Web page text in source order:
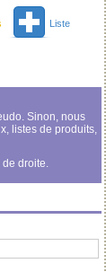
Liste
Sinon, nous
listes de produits,
droite.